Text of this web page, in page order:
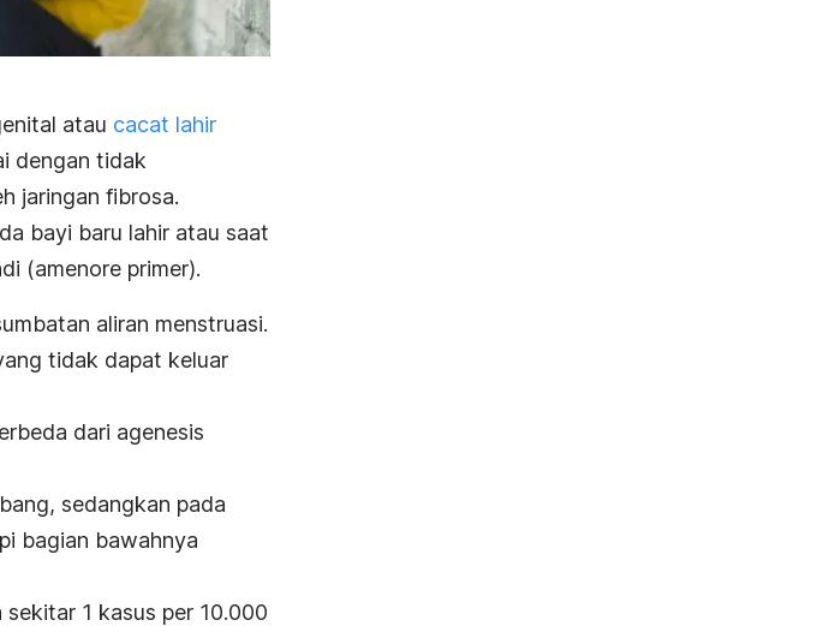
atau cacat lahir
dengan tidak
jaringan fibrosa.
bayi baru lahir atau saat
(amenore primer).
aliran menstruasi.
tidak dapat keluar
dari agenesis
sedangkan pada
bagian bawahnya
1 kasus per 10.000